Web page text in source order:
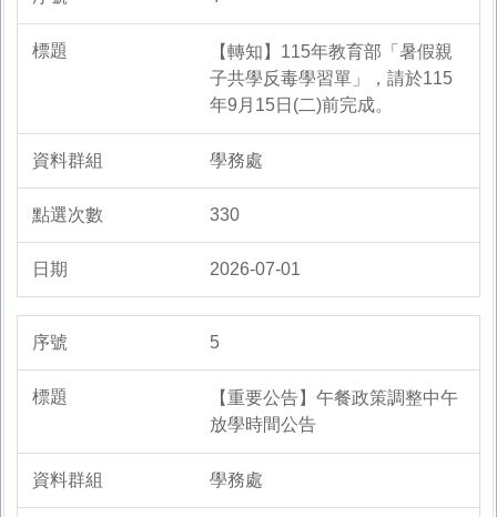
【轉知】115年教育部「暑假親
子共學反毒學習單」，請於115
年9月15日(二)前完成。
學務處
330
2026-07-01
5
【重要公告】午餐政策調整中午
放學時間公告
學務處